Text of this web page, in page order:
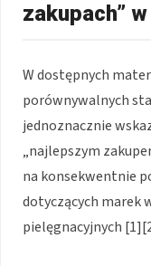
zakupach”
W dostępnych
porównywalnych
jednoznacznie
„najlepszym
na konsekwentnie
dotyczących marek
pielęgnacyjnych